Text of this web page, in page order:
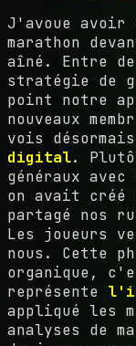
J'avoue avoir
marathon
aîné. Entre
stratégie de
point notre
nouveaux
vois
digital.
généraux avec
on avait créé
partagé nos
Les joueurs
nous. Cette
organique,
représente
appliqué les
analyses de